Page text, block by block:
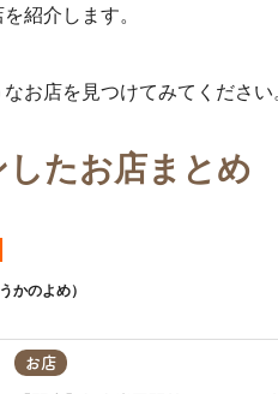
紹介します。
お店を見つけてみてください
たお店まとめ
かのよめ）
お店